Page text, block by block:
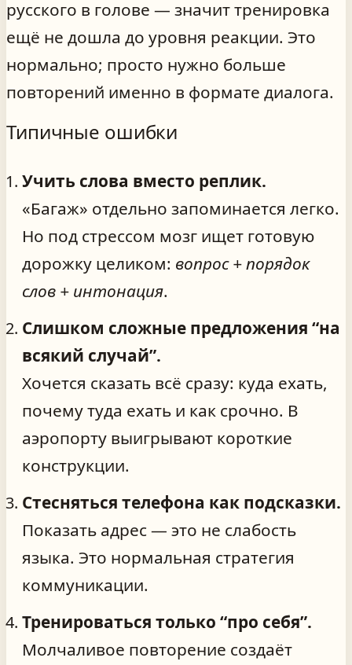
русского в голове — значит тренировка
ещё не дошла до уровня реакции. Это
нормально; просто нужно больше
повторений именно в формате диалога.
Типичные ошибки
Учить слова вместо реплик.
«Багаж» отдельно запоминается легко.
Но под стрессом мозг ищет готовую
дорожку целиком: вопрос + порядок
слов + интонация.
Слишком сложные предложения “на
всякий случай”.
Хочется сказать всё сразу: куда ехать,
почему туда ехать и как срочно. В
аэропорту выигрывают короткие
конструкции.
Стесняться телефона как подсказки.
Показать адрес — это не слабость
языка. Это нормальная стратегия
коммуникации.
Тренироваться только “про себя”.
Молчаливое повторение создаёт